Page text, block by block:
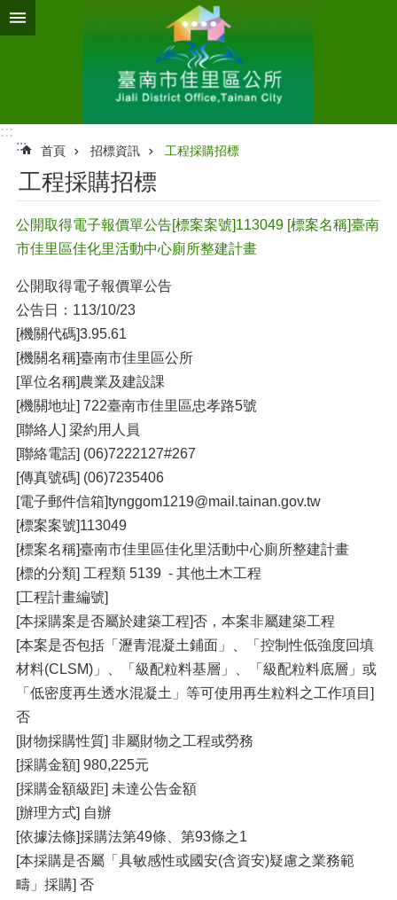
跳到主要內容區塊
:::
:::
首頁 招標資訊 工程採購招標
工程採購招標
公開取得電子報價單公告[標案案號]113049 [標案名稱]臺南
市佳里區佳化里活動中心廁所整建計畫
公開取得電子報價單公告
公告日：113/10/23
[機關代碼]3.95.61
[機關名稱]臺南市佳里區公所
[單位名稱]農業及建設課
[機關地址] 722臺南市佳里區忠孝路5號
[聯絡人] 梁約用人員
[聯絡電話] (06)7222127#267
[傳真號碼] (06)7235406
[電子郵件信箱]tynggom1219@mail.tainan.gov.tw
[標案案號]113049
[標案名稱]臺南市佳里區佳化里活動中心廁所整建計畫
[標的分類] 工程類 5139 - 其他土木工程
[工程計畫編號]
[本採購案是否屬於建築工程]否，本案非屬建築工程
[本案是否包括「瀝青混凝土鋪面」、「控制性低強度回填
材料(CLSM)」、「級配粒料基層」、「級配粒料底層」或
「低密度再生透水混凝土」等可使用再生粒料之工作項目]
否
[財物採購性質] 非屬財物之工程或勞務
[採購金額] 980,225元
[採購金額級距] 未達公告金額
[辦理方式] 自辦
[依據法條]採購法第49條、第93條之1
[本採購是否屬「具敏感性或國安(含資安)疑慮之業務範
疇」採購] 否